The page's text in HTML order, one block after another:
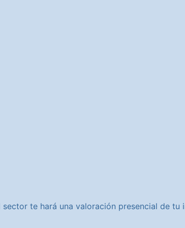
te hará una valoración presencial de tu